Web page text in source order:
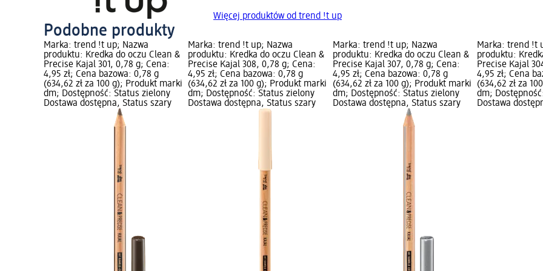
Więcej produktów od trend !t up
Podobne produkty
Marka: trend !t up; Nazwa
produktu: Kredka do oczu Clean &
Precise Kajal 301, 0,78 g; Cena:
4,95 zł; Cena bazowa: 0,78 g
(634,62 zł za 100 g); Produkt marki
dm; Dostępność: Status zielony
Dostawa dostępna, Status szary
Marka: trend !t up; Nazwa
produktu: Kredka do oczu Clean &
Precise Kajal 308, 0,78 g; Cena:
4,95 zł; Cena bazowa: 0,78 g
(634,62 zł za 100 g); Produkt marki
dm; Dostępność: Status zielony
Dostawa dostępna, Status szary
Marka: trend !t up; Nazwa
produktu: Kredka do oczu Clean &
Precise Kajal 307, 0,78 g; Cena:
4,95 zł; Cena bazowa: 0,78 g
(634,62 zł za 100 g); Produkt marki
dm; Dostępność: Status zielony
Dostawa dostępna, Status szary
Marka: trend !t
produktu:
Precise Kajal
4,95 zł; Cena
(634,62 zł za
dm;
Dostawa